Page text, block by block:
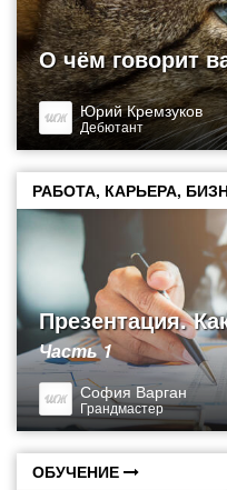
О чём говорит
Юрий Кремзуков
Дебютант
РАБОТА, КАРЬЕРА,
Презентация.
Часть 1
София Варган
Грандмастер
ОБУЧЕНИЕ